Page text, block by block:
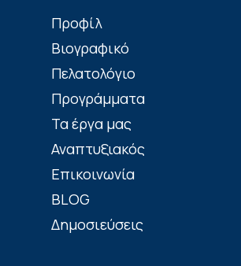
Πρoφίλ
Βιογραφικό
Πελατολόγιο
Προγράμματα
Τα έργα μας
Αναπτυξιακός
Επικοινωνία
BLOG
Δημοσιεύσεις